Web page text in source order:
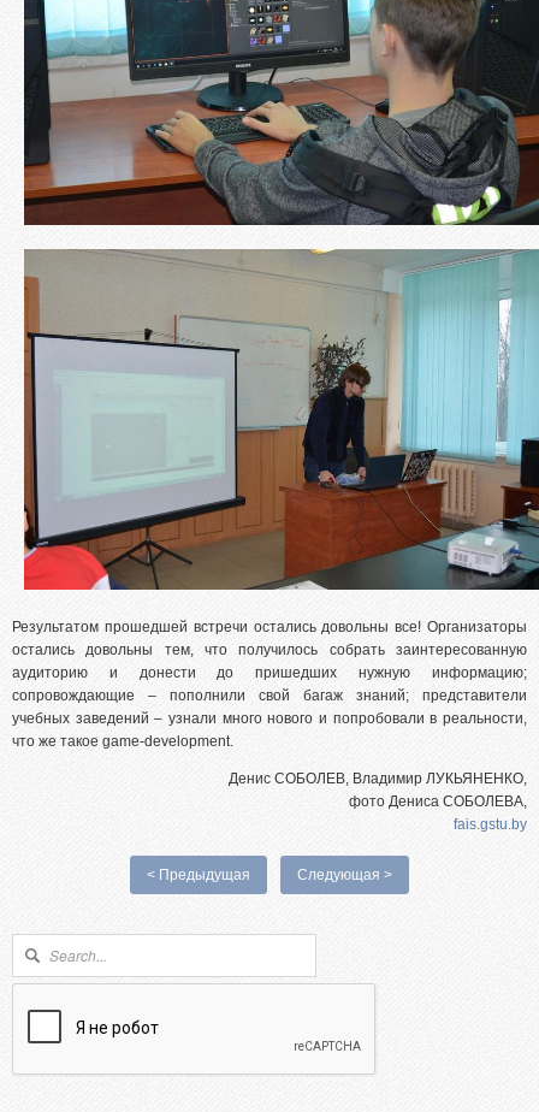
Результатом прошедшей встречи остались довольны все! Организаторы
остались довольны тем, что получилось собрать заинтересованную
аудиторию и донести до пришедших нужную информацию;
сопровождающие – пополнили свой багаж знаний; представители
учебных заведений – узнали много нового и попробовали в реальности,
что же такое game-development.
Денис СОБОЛЕВ, Владимир ЛУКЬЯНЕНКО,
фото Дениса СОБОЛЕВА,
fais.gstu.by
< Предыдущая Следующая >
Форма поиска
Поиск